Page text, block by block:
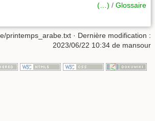
(…) / Glossaire
printemps_arabe.txt · Dernière modification :
2023/06/22 10:34 de mansour